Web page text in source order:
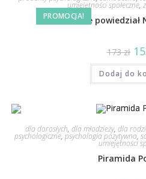
PROMOCJA!
umiejętności społeczne,
Nie powiedział
173zł
Dodaj do
dla dorosłych, dla młodzieży, dla
psychologiczne, psychologia pozytywna,
umiejętności
Piramida